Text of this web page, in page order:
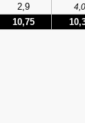
2,9 4,0
10,75